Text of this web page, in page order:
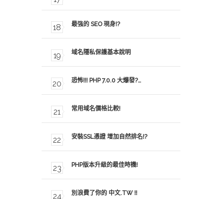
最強的 SEO 現身!?
域名隱私保護基本說明
恐怖!!! PHP 7.0.0 大爆發?…
常用域名價格比較!
安裝SSL憑證 增加自然排名!?
PHP版本升級的最佳時機!
別浪費了你的 中文.TW !!